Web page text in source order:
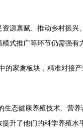
源禀赋、推动乡村振兴
式推广等环节仍需强有
的家禽板块，精准对接
态健康养殖技术、营
升了他们的科学养殖水